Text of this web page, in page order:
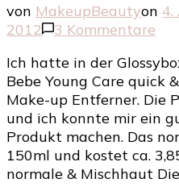
von MakeupBeautyon 4.
2012
3 Kommentare
&
&
Ich hatte in der
Bebe Young Care quick
Make-up Entferner. Die
und ich konnte mir ein
Produkt machen. Das
150ml und kostet ca.
normale & Mischhaut